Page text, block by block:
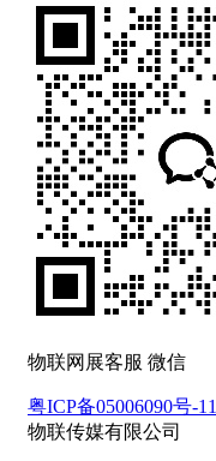
物联网展客服 微信
粤ICP备05006090号-11
物联传媒有限公司